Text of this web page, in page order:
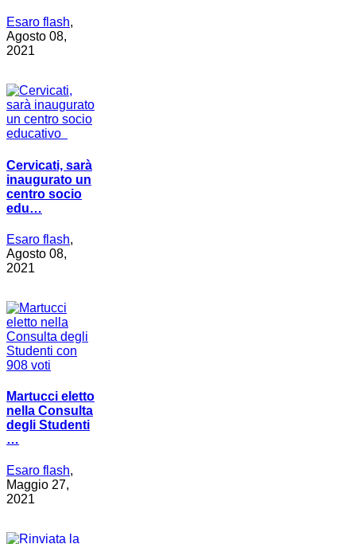
Esaro flash,
Agosto 08,
2021
Cervicati, sarà
inaugurato un
centro socio
edu…
Esaro flash,
Agosto 08,
2021
Martucci eletto
nella Consulta
degli Studenti
…
Esaro flash,
Maggio 27,
2021